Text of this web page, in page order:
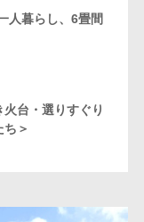
人暮らし、6畳間
台・選りすぐり
＞